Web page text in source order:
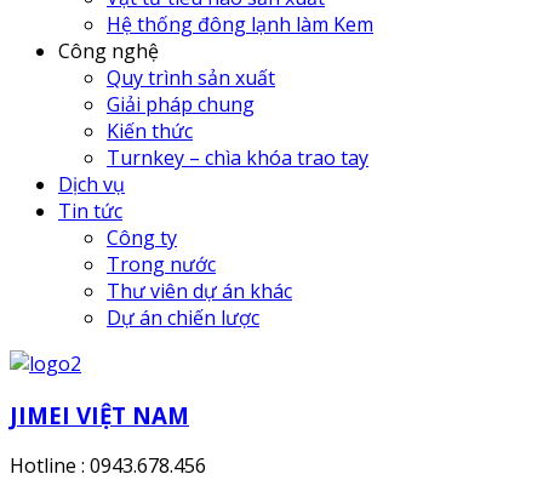
Hệ thống đông lạnh làm Kem
Công nghệ
Quy trình sản xuất
Giải pháp chung
Kiến thức
Turnkey – chìa khóa trao tay
Dịch vụ
Tin tức
Công ty
Trong nước
Thư viên dự án khác
Dự án chiến lược
JIMEI VIỆT NAM
Hotline : 0943.678.456